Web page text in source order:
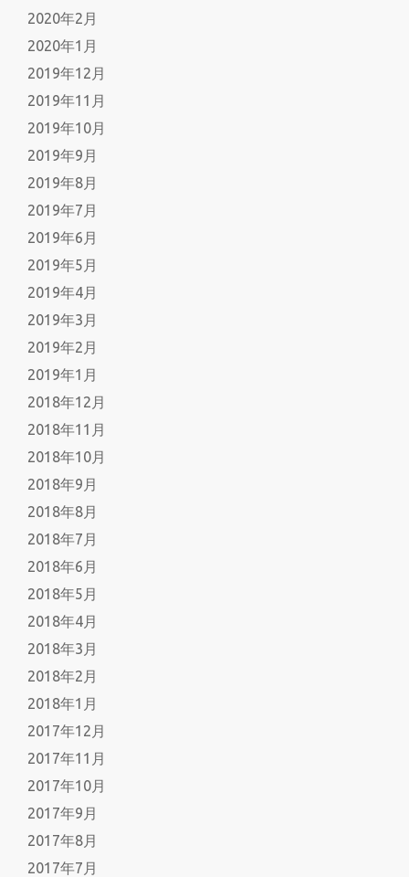
2020年2月
2020年1月
2019年12月
2019年11月
2019年10月
2019年9月
2019年8月
2019年7月
2019年6月
2019年5月
2019年4月
2019年3月
2019年2月
2019年1月
2018年12月
2018年11月
2018年10月
2018年9月
2018年8月
2018年7月
2018年6月
2018年5月
2018年4月
2018年3月
2018年2月
2018年1月
2017年12月
2017年11月
2017年10月
2017年9月
2017年8月
2017年7月